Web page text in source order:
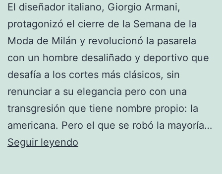
El diseñador italiano, Giorgio Armani,
protagonizó el cierre de la Semana de la
Moda de Milán y revolucionó la pasarela
con un hombre desaliñado y deportivo que
desafía a los cortes más clásicos, sin
renunciar a su elegancia pero con una
transgresión que tiene nombre propio: la
americana. Pero el que se robó la mayoría…
Seguir leyendo